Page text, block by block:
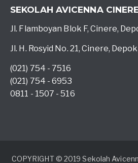
SEKOLAH AVICENNA CINERE
Jl. Flamboyan Blok F, Cinere,
Jl. H. Rosyid No. 21, Cinere,
(021) 754 - 7516
(021) 754 - 6953
0811 - 1507 - 516
COPYRIGHT © 2019 Sekolah